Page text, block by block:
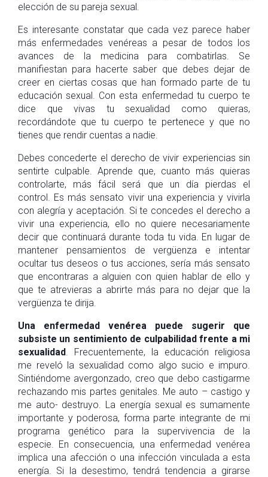
elección de su pareja sexual.
Es interesante constatar que cada vez parece haber
más enfermedades venéreas a pesar de todos los
avances de la medicina para combatirlas. Se
manifiestan para hacerte saber que debes dejar de
creer en ciertas cosas que han formado parte de tu
educación sexual. Con esta enfermedad tu cuerpo te
dice que vivas tu sexualidad como quieras,
recordándote que tu cuerpo te pertenece y que no
tienes que rendir cuentas a nadie.
Debes concederte el derecho de vivir experiencias sin
sentirte culpable. Aprende que, cuanto más quieras
controlarte, más fácil será que un día pierdas el
control. Es más sensato vivir una experiencia y vivirla
con alegría y aceptación. Si te concedes el derecho a
vivir una experiencia, ello no quiere necesariamente
decir que continuará durante toda tu vida. En lugar de
mantener pensamientos de vergüenza e intentar
ocultar tus deseos o tus acciones, sería más sensato
que encontraras a alguien con quien hablar de ello y
que te atrevieras a abrirte más para no dejar que la
vergüenza te dirija.
Una enfermedad venérea puede sugerir que
subsiste un sentimiento de culpabilidad frente a mi
sexualidad. Frecuentemente, la educación religiosa
me reveló la sexualidad como algo sucio e impuro.
Sintiéndome avergonzado, creo que debo castigarme
rechazando mis partes genitales. Me auto – castigo y
me auto- destruyo. La energía sexual es sumamente
importante y poderosa, forma parte integrante de mi
programa genético para la supervivencia de la
especie. En consecuencia, una enfermedad venérea
implica una afección o una infección vinculada a esta
energía. Si la desestimo, tendrá tendencia a girarse